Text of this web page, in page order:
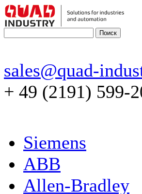
sales@quad-
+ 49 (2191) 599-
Siemens
ABB
Allen-Bradley